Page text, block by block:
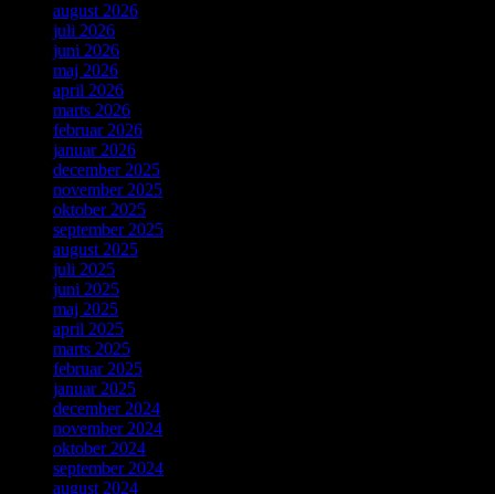
august 2026
juli 2026
juni 2026
maj 2026
april 2026
marts 2026
februar 2026
januar 2026
december 2025
november 2025
oktober 2025
september 2025
august 2025
juli 2025
juni 2025
maj 2025
april 2025
marts 2025
februar 2025
januar 2025
december 2024
november 2024
oktober 2024
september 2024
august 2024